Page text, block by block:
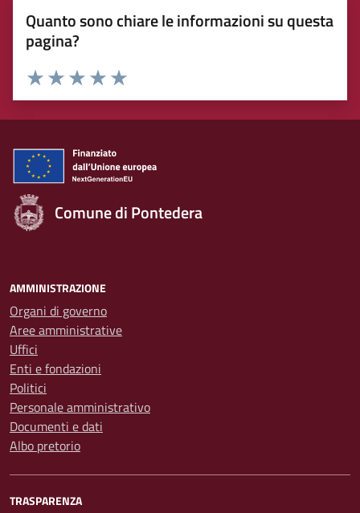
Quanto sono chiare le informazioni su questa
pagina?
Rating:
Valuta 5 stelle su 5
Valuta 4 stelle su 5
Valuta 3 stelle su 5
Valuta 2 stelle su 5
Valuta 1 stelle su 5
Comune di Pontedera
AMMINISTRAZIONE
Organi di governo
Aree amministrative
Uffici
Enti e fondazioni
Politici
Personale amministrativo
Documenti e dati
Albo pretorio
TRASPARENZA